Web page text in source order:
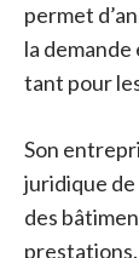
permet
la
tant pour
Son
juridique de
des